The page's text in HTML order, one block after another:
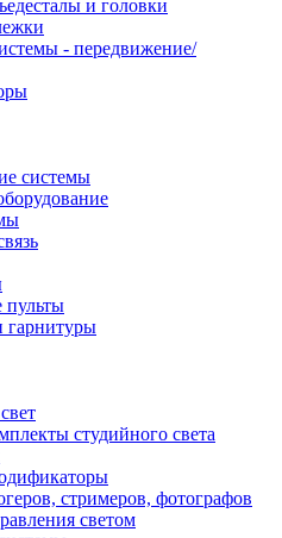
и головки
- передвижение/
системы
студийного света
стримеров, фотографов
светом